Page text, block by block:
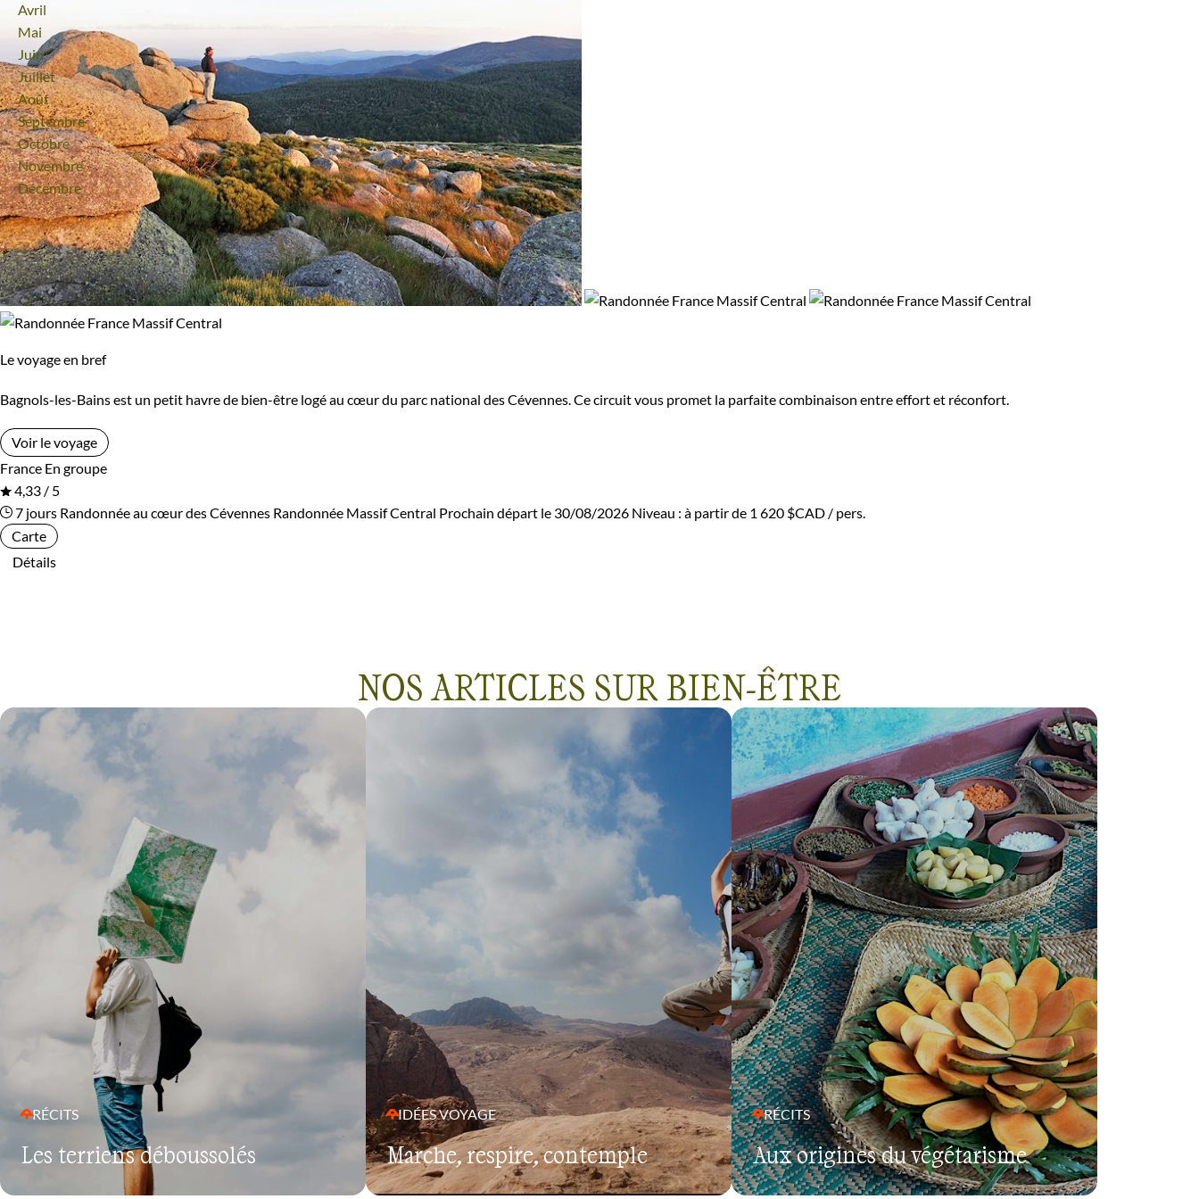
Avril
Mai
Juin
Juillet
Août
Septembre
Octobre
Novembre
Décembre
Le voyage en bref
Bagnols-les-Bains est un petit havre de bien-être logé au cœur du parc national des Cévennes. Ce circuit vous promet la parfaite combinaison entre effort et réconfort.
Voir le voyage
France En groupe
4,33 / 5
7 jours Randonnée au cœur des Cévennes Randonnée Massif Central Prochain départ le 30/08/2026 Niveau : à partir de 1 620 $CAD / pers.
Carte
Détails
NOS ARTICLES SUR BIEN-ÊTRE
RÉCITS
Les terriens déboussolés
IDÉES VOYAGE
Marche, respire, contemple
RÉCITS
Aux origines du végétarisme